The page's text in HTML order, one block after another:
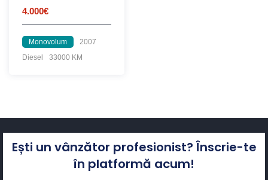
4.000€
Monovolum
2007
Diesel
33000 KM
Ești un vânzător profesionist? Înscrie-te
în platformă acum!